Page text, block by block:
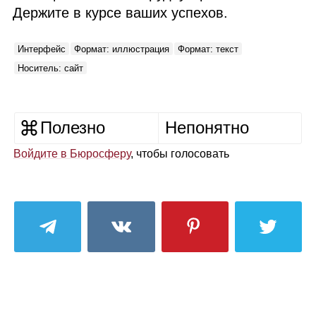
Держите в курсе ваших успехов.
Интерфейс Формат: иллюстрация
Формат: текст
Носитель: сайт
Полезно Непонятно
Войдите в Бюросферу, чтобы голосовать